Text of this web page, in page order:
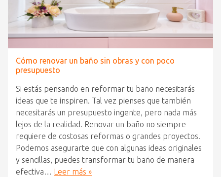
Cómo renovar un baño sin obras y con poco
presupuesto
Si estás pensando en reformar tu baño necesitarás
ideas que te inspiren. Tal vez pienses que también
necesitarás un presupuesto ingente, pero nada más
lejos de la realidad. Renovar un baño no siempre
requiere de costosas reformas o grandes proyectos.
Podemos asegurarte que con algunas ideas originales
y sencillas, puedes transformar tu baño de manera
efectiva… Leer más »